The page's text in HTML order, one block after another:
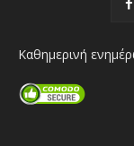
Καθημερινή